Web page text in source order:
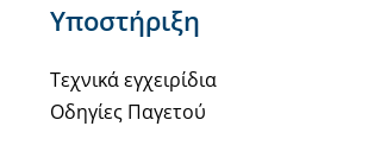
Υποστήριξη
Τεχνικά εγχειρίδια
Οδηγίες Παγετού